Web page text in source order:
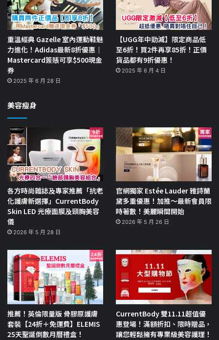
重溫經典 Gazelle 室內運動鞋魅
力進化！Adidas最新8折優惠｜
Mastercard簽賬可享$500現金
券
2025 年 6 月 28 日
【UGG年中勁減】限定商品低
至6折！買2件再享85折！正價
貨品都有9折優惠！
2025 年 6 月 4 日
美容瘦身
各方時尚雜誌及專家推薦「抗老
化護膚新選擇」CurrentBody
Skin LED 光療面膜及頸胸美容
儀
2026 年 5 月 28 日
官網獨家 Estée Lauder 雅詩蘭
黛多重優惠！加推～最新會員限
時著數！美麗瞬間開始
2026 年 5 月 26 日
推薦！英倫限量版 骨膠原護膚
套裝【24折＋免運費】ELEMIS
25天聖誕倒數月曆禮盒！
CurrentBody 雙11.11超值優
惠登場！滿額折扣、限時贈品，
讓您輕鬆擁有專業級美容護理！